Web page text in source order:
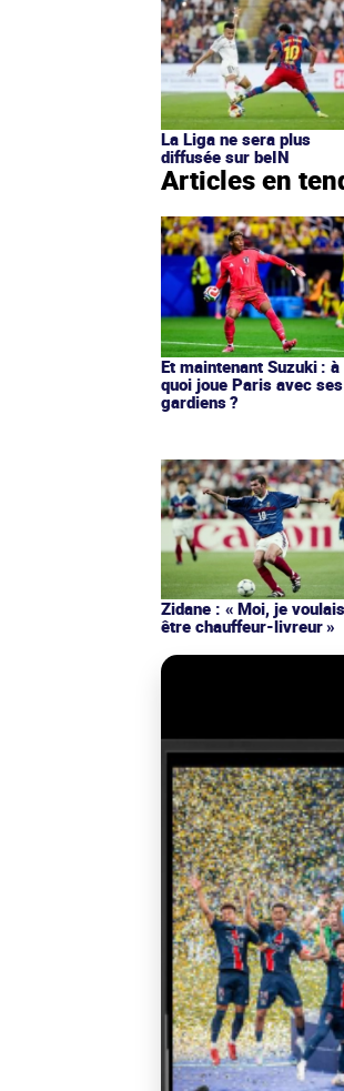
La Liga ne sera plus
diffusée sur beIN
Articles en
Et maintenant Suzuki : à
quoi joue Paris avec ses
gardiens ?
Zidane : « Moi, je voulais
être chauffeur-livreur »